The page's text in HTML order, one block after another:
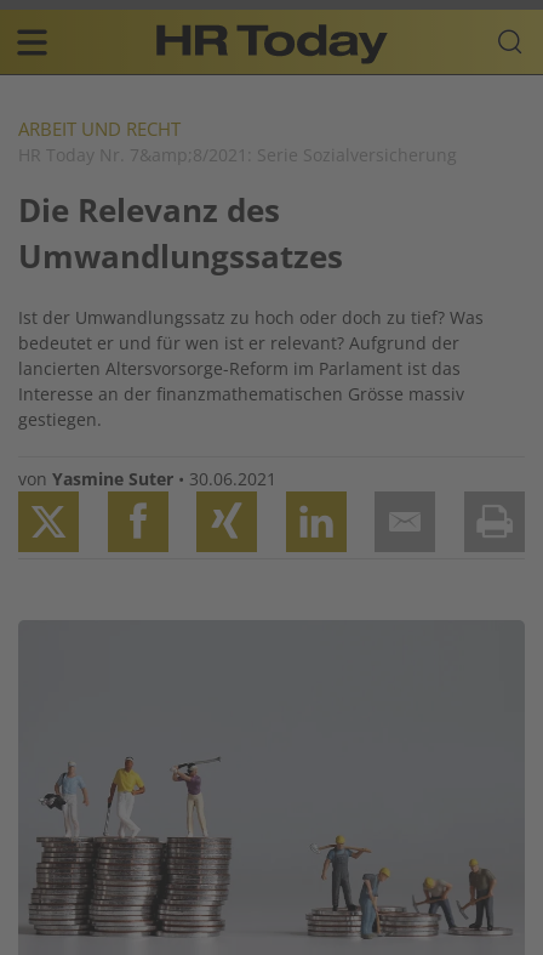
Skip
content
Plattform
für
Resources
navigation
DE
ARBEIT UND RECHT
HR Today Nr. 7&amp;8/2021: Serie Sozialversicherung
Die Relevanz des
Umwandlungssatzes
Ist der Umwandlungssatz zu hoch oder doch zu tief? Was
bedeutet er und für wen ist er relevant? Aufgrund der
lancierten Altersvorsorge-Reform im Parlament ist das
Interesse an der finanzmathematischen Grösse massiv
gestiegen.
von Yasmine Suter • 30.06.2021